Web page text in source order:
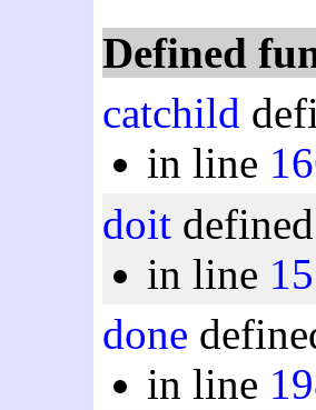
Defined
catchild
in line
doit
in line
done
in line